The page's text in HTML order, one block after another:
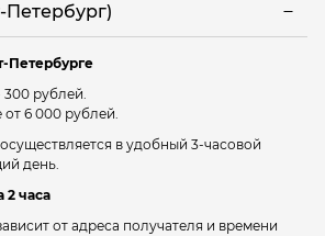
Петербург)
Петербурге
300 рублей.
от 6 000 рублей.
в удобный 3-часовой
день.
2 часа
от адреса получателя и времени